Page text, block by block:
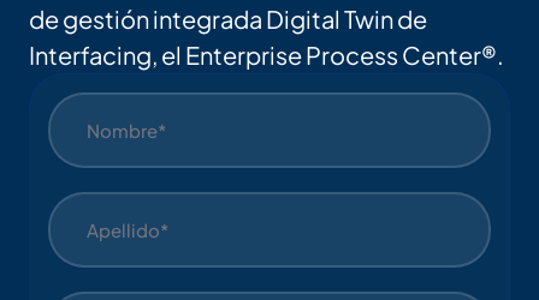
de gestión integrada Digital Twin de
Interfacing, el Enterprise Process Center®.